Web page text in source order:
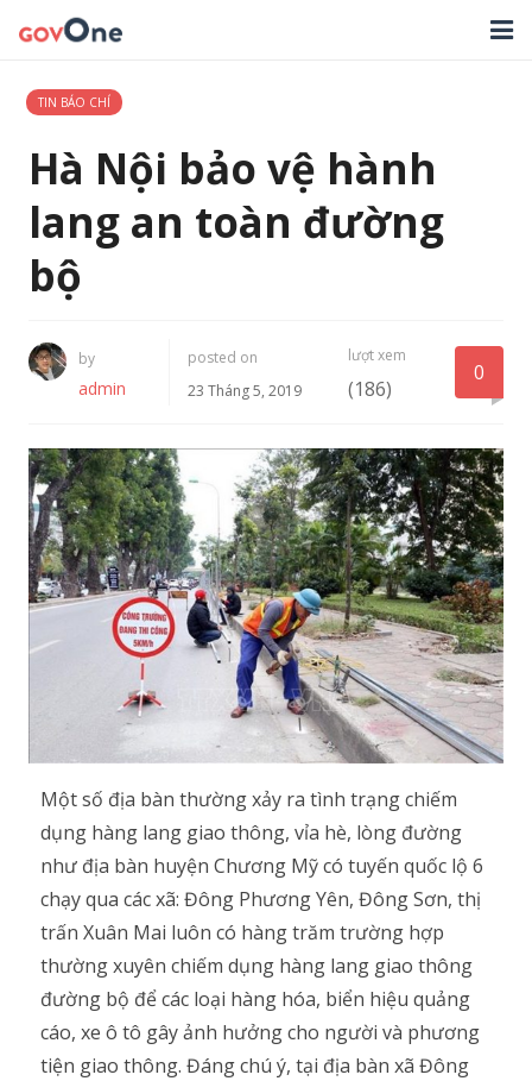
TRANG CHỦ
TẢI ỨNG DỤNG
LIÊN HỆ
TIN BÁO CHÍ
Hà Nội bảo vệ hành
lang an toàn đường
bộ
by
admin
posted on
23 Tháng 5, 2019
lượt xem
(186)
0
Một số địa bàn thường xảy ra tình trạng chiếm
dụng hàng lang giao thông, vỉa hè, lòng đường
như địa bàn huyện Chương Mỹ có tuyến quốc lộ 6
chạy qua các xã: Đông Phương Yên, Đông Sơn, thị
trấn Xuân Mai luôn có hàng trăm trường hợp
thường xuyên chiếm dụng hàng lang giao thông
đường bộ để các loại hàng hóa, biển hiệu quảng
cáo, xe ô tô gây ảnh hưởng cho người và phương
tiện giao thông. Đáng chú ý, tại địa bàn xã Đông